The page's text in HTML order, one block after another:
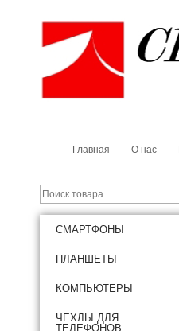
Главная О нас
СМАРТФОНЫ
ПЛАНШЕТЫ
КОМПЬЮТЕРЫ
ЧЕХЛЫ ДЛЯ
ТЕЛЕФОНОВ